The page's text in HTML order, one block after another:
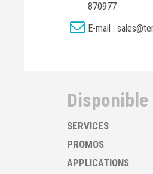
870977
E-mail :
SERVICES
PROMOS
APPLICATIONS